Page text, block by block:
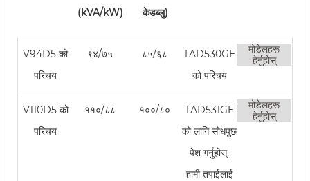
(kVA/kW)
केडब्लु)
V94D5 को
परिचय
९४/७५ ८५/६८
TAD530GE
को परिचय
मोडेलहरू
हेर्नुहोस्
V110D5 को
परिचय
११०/८८ १००/८०
TAD531GE
को लागि सोधपुछ
पेश गर्नुहोस्,
हामी तपाईंलाई
मोडेलहरू
हेर्नुहोस्